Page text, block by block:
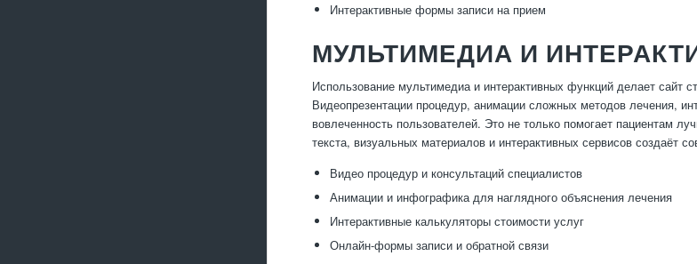
Интерактивные формы записи на прием
МУЛЬТИМЕДИА И
Использование мультимедиа и интерактивных функций делает сайт
Видеопрезентации процедур, анимации сложных методов лечения,
вовлеченность пользователей. Это не только помогает пациентам
текста, визуальных материалов и интерактивных сервисов создаёт
Видео процедур и консультаций специалистов
Анимации и инфографика для наглядного объяснения лечения
Интерактивные калькуляторы стоимости услуг
Онлайн-формы записи и обратной связи